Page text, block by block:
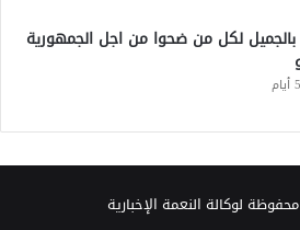
بالجميل لكل من ضحوا من اجل الجمهورية
لوكالة النعمة الإخبارية